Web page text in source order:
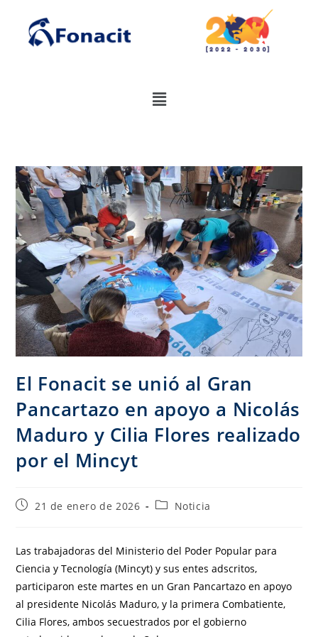
El Fonacit se unió al Gran
Pancartazo en apoyo a Nicolás
Maduro y Cilia Flores realizado
por el Mincyt
21 de enero de 2026 Noticia
Las trabajadoras del Ministerio del Poder Popular para
Ciencia y Tecnología (Mincyt) y sus entes adscritos,
participaron este martes en un Gran Pancartazo en apoyo
al presidente Nicolás Maduro, y la primera Combatiente,
Cilia Flores, ambos secuestrados por el gobierno